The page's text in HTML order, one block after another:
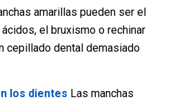
amarillas pueden ser el
el bruxismo o rechinar
cepillado dental demasiado
los dientes Las manchas